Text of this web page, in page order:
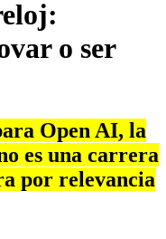
o ser
Open AI, la
es una carrera
por relevancia